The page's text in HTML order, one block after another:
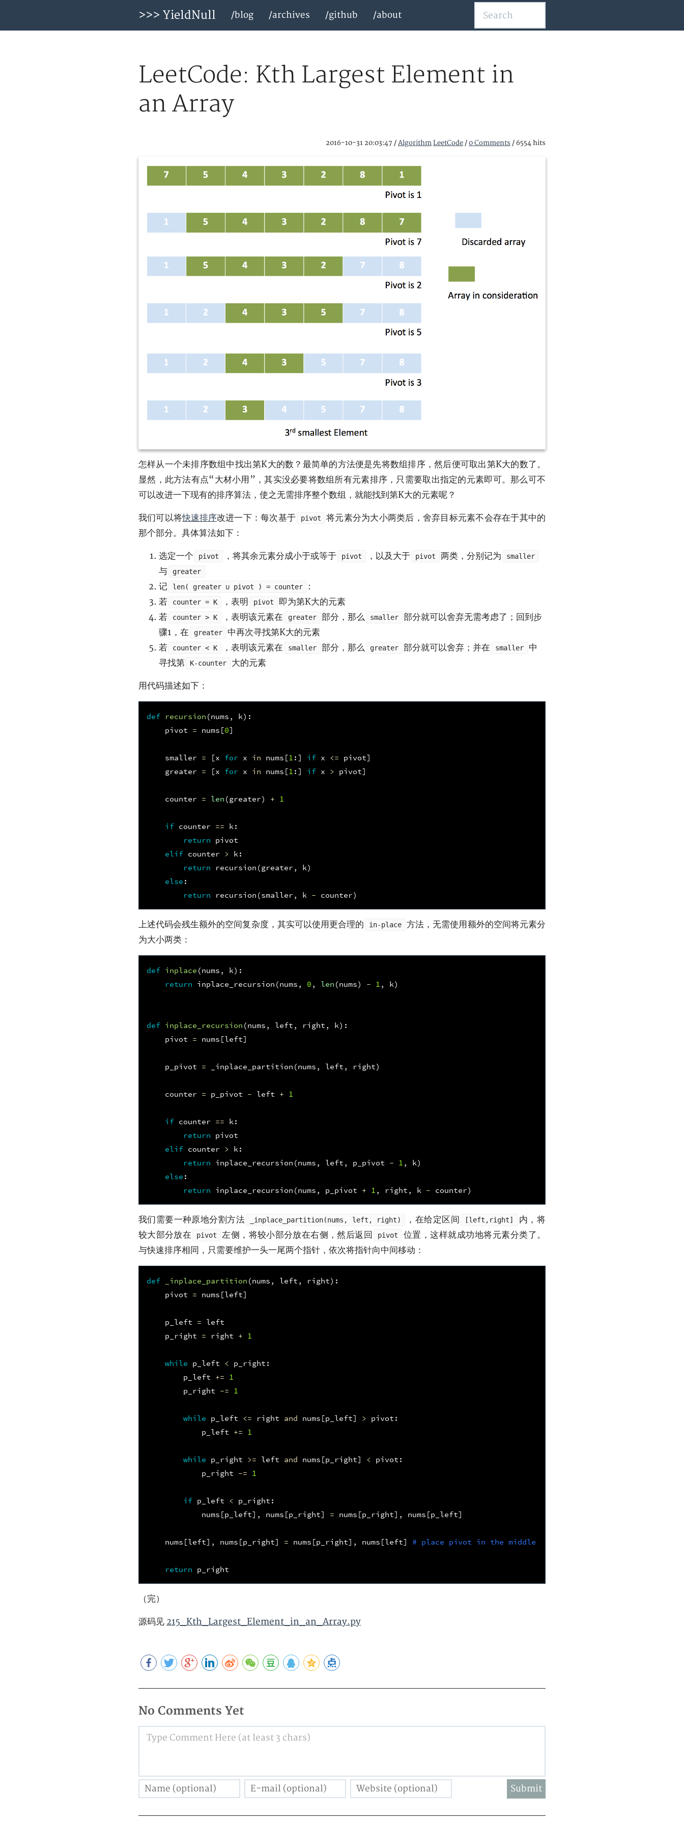
>>> YieldNull /blog /archives /github /about
LeetCode: Kth Largest Element in
an Array
2016-10-31 20:03:47 /AlgorithmLeetCode /0 Comments /6554 hits
怎样从一个未排序数组中找出第K大的数？最简单的方法便是先将数组排序，然后便可取出第K大的数了。
显然，此方法有点“大材小用”，其实没必要将数组所有元素排序，只需要取出指定的元素即可。那么可不
可以改进一下现有的排序算法，使之无需排序整个数组，就能找到第K大的元素呢？
我们可以将快速排序改进一下：每次基于 pivot
将元素分为大小两类后，舍弃目标元素不会存在于其中的
那个部分。具体算法如下：
选定一个 pivot ，将其余元素分成小于或等于 pivot ，以及大于 pivot 两类，分别记为 smaller
与 greater
记 len( greater ∪ pivot ) = counter
:
若
counter = K ，表明 pivot
即为第K大的元素
若
counter > K ，表明该元素在 greater 部分，那么 smaller
部分就可以舍弃无需考虑了；回到步
骤1，在
greater
中再次寻找第K大的元素
若
counter < K ，表明该元素在 smaller 部分，那么 greater 部分就可以舍弃；并在 smaller
中
寻找第
K-counter 大的元素
用代码描述如下：
def recursion (nums , k):
pivot = nums [0]
smaller = [x for x in nums [1 :] if x <= pivot]
greater = [x for x in nums [1 :] if x > pivot]
counter = len (greater) + 1
if counter == k :
return pivot
elif counter > k :
return
recursion (greater , k)
else :
return
recursion (smaller , k - counter)
上述代码会残生额外的空间复杂度，其实可以使用更合理的 in-place
方法，无需使用额外的空间将元素分
为大小两类：
def inplace (nums , k):
return inplace_recursion (nums , 0 , len (nums) - 1 , k)
def inplace_recursion (nums , left , right , k):
pivot = nums [left]
p_pivot = _inplace_partition (nums , left , right)
counter = p_pivot - left + 1
if counter == k :
return pivot
elif counter > k :
return inplace_recursion (nums , left , p_pivot - 1 , k)
else :
return inplace_recursion (nums , p_pivot + 1 , right , k - counter)
我们需要一种原地分割方法 _inplace_partition(nums, left, right) ，在给定区间 [left,right]
内，将
较大部分放在
pivot 左侧，将较小部分放在右侧，然后返回 pivot
位置，这样就成功地将元素分类了。
与快速排序相同，只需要维护一头一尾两个指针，依次将指针向中间移动：
def _inplace_partition (nums , left , right):
pivot = nums [left]
p_left = left
p_right = right + 1
while p_left < p_right :
p_left +=
1
p_right -= 1
while p_left <= right and nums [p_left] > pivot :
p_left += 1
while p_right >= left and nums [p_right] < pivot :
p_right -= 1
if p_left < p_right :
nums [p_left], nums [p_right] = nums [p_right], nums [p_left]
nums [left], nums [p_right] = nums [p_right], nums [left] # place pivot in the middle
return p_right
（完）
源码见 215_Kth_Largest_Element_in_an_Array.py
No Comments Yet
Type Comment Here (at least 3 chars)